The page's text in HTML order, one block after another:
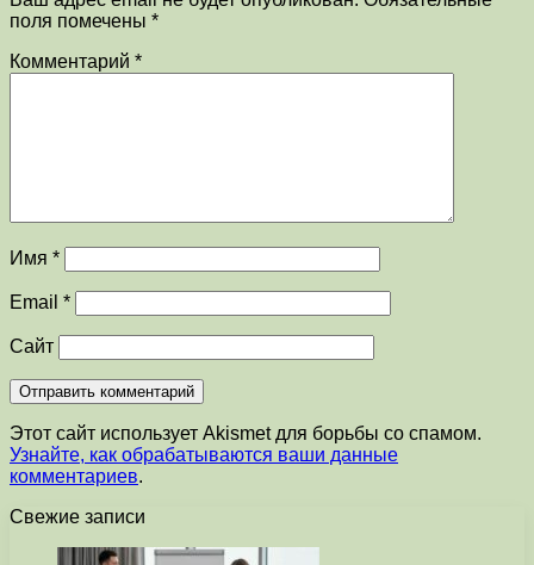
поля помечены *
Комментарий *
Имя *
Email *
Сайт
Этот сайт использует Akismet для борьбы со спамом.
Узнайте, как обрабатываются ваши данные
комментариев.
Свежие записи